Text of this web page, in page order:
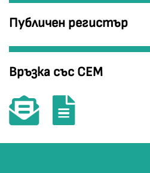
Публичен регистър
Връзка със СЕМ